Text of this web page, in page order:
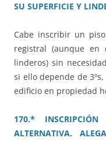
SU SUPERFICIE Y
Cabe inscribir un
registral (aunque
linderos) sin
si ello depende de
edificio en propiedad
170.* INSCRIPCIÓN
ALTERNATIVA.